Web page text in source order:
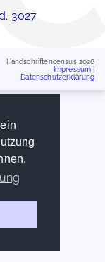
3027
Handschriftencensus 2026
Impressum
Datenschutzerklärung